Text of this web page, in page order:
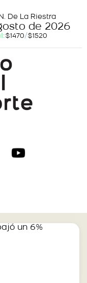
De La Riestra
de 2026
$1470/$1520